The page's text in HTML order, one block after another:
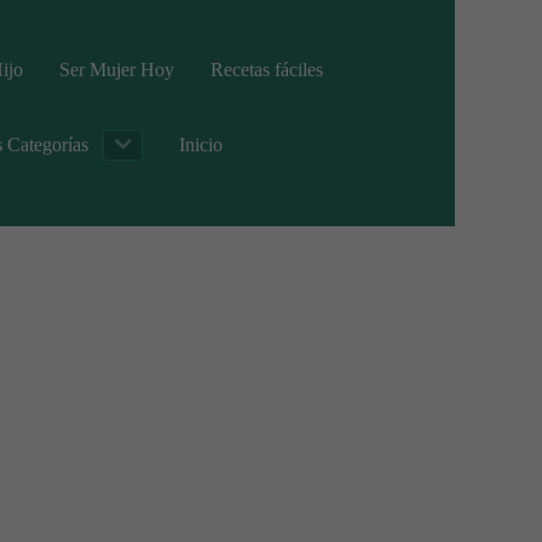
Ser Mujer Hoy Recetas fáciles
Categorías Inicio